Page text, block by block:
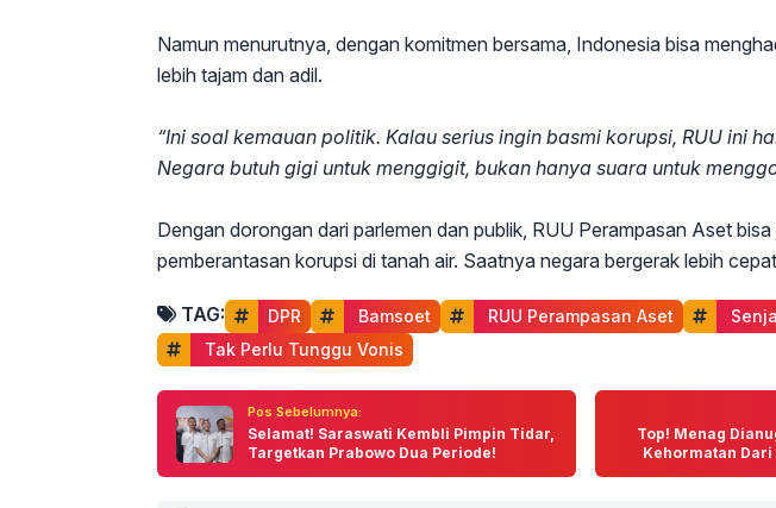
Namun menurutnya, dengan komitmen bersama, Indonesia bisa
lebih tajam dan adil.
“Ini soal kemauan politik. Kalau serius ingin basmi korupsi, RUU ini
Negara butuh gigi untuk menggigit, bukan hanya suara untuk
Dengan dorongan dari parlemen dan publik, RUU Perampasan Aset bisa
pemberantasan korupsi di tanah air. Saatnya negara bergerak lebih
TAG: DPR Bamsoet RUU Perampasan Aset
Tak Perlu Tunggu Vonis
Pos Sebelumnya:
Selamat! Saraswati Kembli Pimpin Tidar,
Targetkan Prabowo Dua Periode!
Top! Menag
Kehormatan